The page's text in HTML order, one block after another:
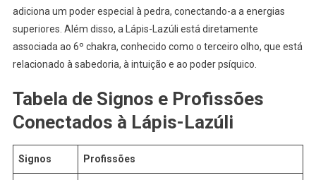
adiciona um poder especial à pedra, conectando-a a energias
superiores. Além disso, a Lápis-Lazúli está diretamente
associada ao 6º chakra, conhecido como o terceiro olho, que está
relacionado à sabedoria, à intuição e ao poder psíquico.
Tabela de Signos e Profissões
Conectados à Lápis-Lazúli
Signos Profissões